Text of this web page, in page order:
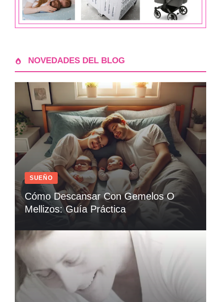
NOVEDADES DEL BLOG
SUEÑO
Cómo Descansar Con Gemelos O
Mellizos: Guía Práctica